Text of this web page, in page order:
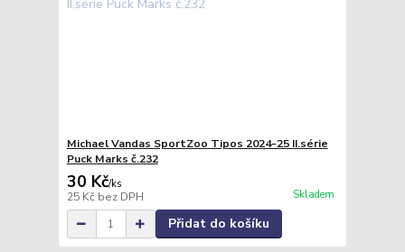
Michael Vandas SportZoo Tipos 2024-25 II.série
Puck Marks č.232
30 Kč/ks
25 Kč bez DPH Skladem
Přidat do košíku